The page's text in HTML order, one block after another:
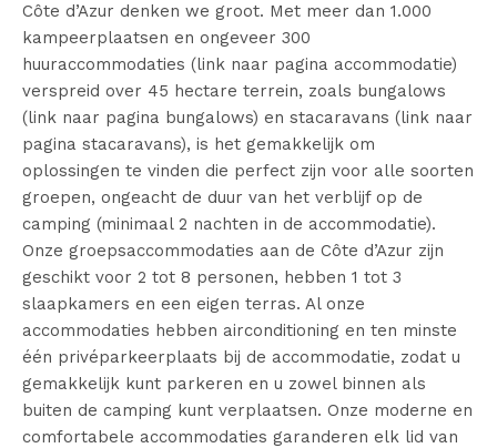
Côte d’Azur denken we groot. Met meer dan 1.000
kampeerplaatsen en ongeveer 300
huuraccommodaties (link naar pagina accommodatie)
verspreid over 45 hectare terrein, zoals bungalows
(link naar pagina bungalows) en stacaravans (link naar
pagina stacaravans), is het gemakkelijk om
oplossingen te vinden die perfect zijn voor alle soorten
groepen, ongeacht de duur van het verblijf op de
camping (minimaal 2 nachten in de accommodatie).
Onze groepsaccommodaties aan de Côte d’Azur zijn
geschikt voor 2 tot 8 personen, hebben 1 tot 3
slaapkamers en een eigen terras. Al onze
accommodaties hebben airconditioning en ten minste
één privéparkeerplaats bij de accommodatie, zodat u
gemakkelijk kunt parkeren en u zowel binnen als
buiten de camping kunt verplaatsen. Onze moderne en
comfortabele accommodaties garanderen elk lid van